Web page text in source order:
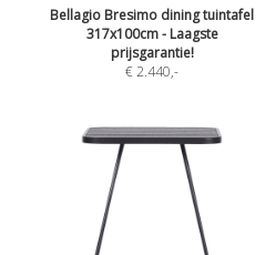
Bellagio Bresimo dining tuintafel
317x100cm - Laagste
prijsgarantie!
€ 2.440,-